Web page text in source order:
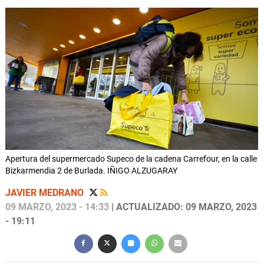
Apertura del supermercado Supeco de la cadena Carrefour, en la calle
Bizkarmendia 2 de Burlada. IÑIGO ALZUGARAY
JAVIER MEDRANO
09 MARZO, 2023 - 14:33 | ACTUALIZADO: 09 MARZO, 2023
- 19:11